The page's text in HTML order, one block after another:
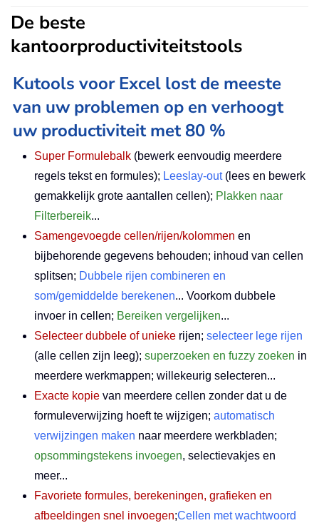
De beste
kantoorproductiviteitstools
Kutools voor Excel lost de meeste
van uw problemen op en verhoogt
uw productiviteit met 80 %
Super Formulebalk (bewerk eenvoudig meerdere
regels tekst en formules); Leeslay-out(lees en bewerk
gemakkelijk grote aantallen cellen); Plakken naar
Filterbereik...
Samengevoegde cellen/rijen/kolommen en
bijbehorende gegevens behouden; inhoud van cellen
splitsen; Dubbele rijen combineren en
som/gemiddelde berekenen... Voorkom dubbele
invoer in cellen; Bereiken vergelijken...
Selecteer dubbele of unieke rijen; selecteer lege rijen
(alle cellen zijn leeg); superzoeken en fuzzy zoeken in
meerdere werkmappen; willekeurig selecteren...
Exacte kopie van meerdere cellen zonder dat u de
formuleverwijzing hoeft te wijzigen; automatisch
verwijzingen maken naar meerdere werkbladen;
opsommingstekens invoegen, selectievakjes en
meer...
Favoriete formules, berekeningen, grafieken en
afbeeldingen snel invoegen;Cellen met wachtwoord